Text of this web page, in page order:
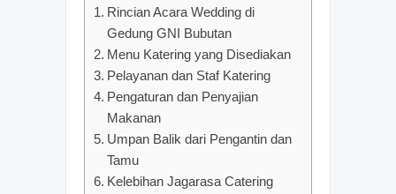
Rincian Acara Wedding di
Gedung GNI Bubutan
Menu Katering yang Disediakan
Pelayanan dan Staf Katering
Pengaturan dan Penyajian
Makanan
Umpan Balik dari Pengantin dan
Tamu
Kelebihan Jagarasa Catering